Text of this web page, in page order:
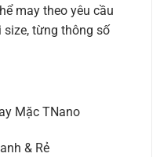
may theo yêu cầu
từng thông số
Mặc TNano
& Rẻ